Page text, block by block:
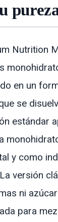
Nutrition
en un
se
estándar
y como
versión
ni
para